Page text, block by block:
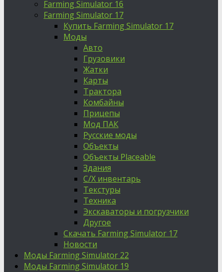
Farming Simulator 16
Farming Simulator 17
Купить Farming Simulator 17
Моды
Авто
Грузовики
Жатки
Карты
Трактора
Комбайны
Прицепы
Мод ПАК
Русские моды
Объекты
Объекты Placeable
Здания
С/Х инвентарь
Текстуры
Техника
Экскаваторы и погрузчики
Другое
Скачать Farming Simulator 17
Новости
Моды Farming Simulator 22
Моды Farming Simulator 19